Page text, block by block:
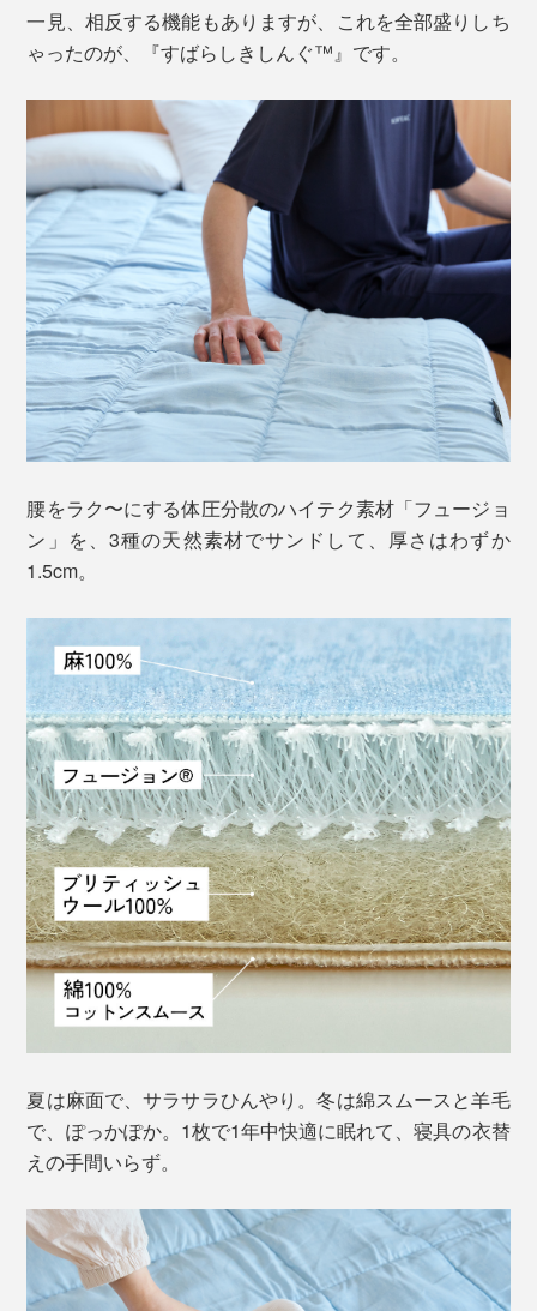
一見、相反する機能もありますが、これを全部盛りしち
ゃったのが、『すばらしきしんぐ™』です。
腰をラク〜にする体圧分散のハイテク素材「フュージョ
ン」を、3種の天然素材でサンドして、厚さはわずか
1.5cm。
夏は麻面で、サラサラひんやり。冬は綿スムースと羊毛
で、ぽっかぽか。1枚で1年中快適に眠れて、寝具の衣替
えの手間いらず。